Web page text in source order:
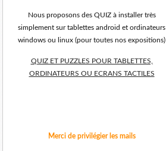
Nous proposons des QUIZ à installer très
simplement sur tablettes android et ordinateurs
windows ou linux (pour toutes nos expositions)
QUIZ ET PUZZLES POUR TABLETTES,
ORDINATEURS OU ECRANS TACTILES
Merci de privilégier les mails